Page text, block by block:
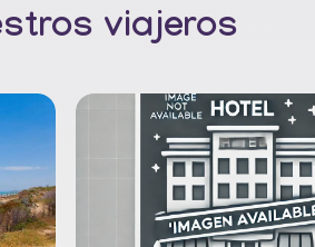
viajeros